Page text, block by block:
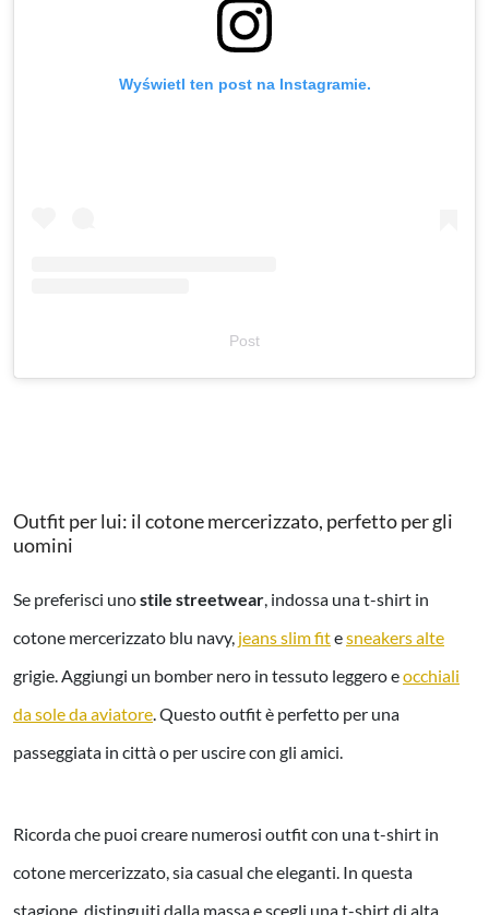
Wyświetl ten post na Instagramie.
Post
Outfit per lui: il cotone mercerizzato, perfetto per gli
uomini
Se preferisci unostile streetwear , indossa una t-shirt in
cotone mercerizzato blu navy, jeans slim fitesneakers alte
grigie. Aggiungi un bomber nero in tessuto leggero eocchiali
da sole da aviatore . Questo outfit è perfetto per una
passeggiata in città o per uscire con gli amici.
Ricorda che puoi creare numerosi outfit con una t-shirt in
cotone mercerizzato, sia casual che eleganti. In questa
stagione, distinguiti dalla massa e scegli una t-shirt di alta